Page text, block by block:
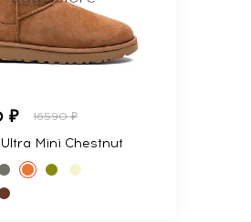
₽ 16590 ₽
Mini Chestnut